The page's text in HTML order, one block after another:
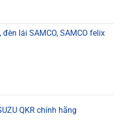
đèn lái SAMCO, SAMCO felix
QKR chính hãng